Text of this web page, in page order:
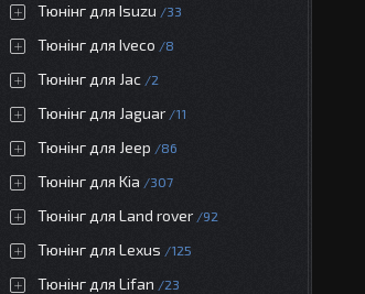
Тюнінг для Isuzu 33
Тюнінг для Iveco 8
Тюнінг для Jac 2
Тюнінг для Jaguar 11
Тюнінг для Jeep 86
Тюнінг для Kia 307
Тюнінг для Land rover 92
Тюнінг для Lexus 125
Тюнінг для Lifan 23